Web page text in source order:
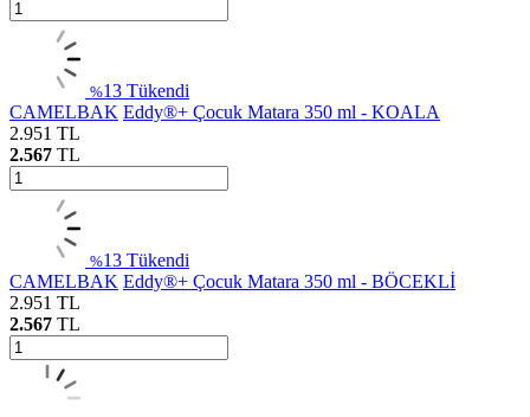
%13 Tükendi
CAMELBAK Eddy®+ Çocuk Matara 350 ml - KOALA
2.951 TL
2.567 TL
%13 Tükendi
CAMELBAK Eddy®+ Çocuk Matara 350 ml - BÖCEKLİ
2.951 TL
2.567 TL